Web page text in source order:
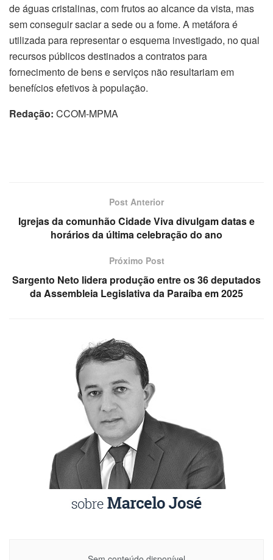
de águas cristalinas, com frutos ao alcance da vista, mas
sem conseguir saciar a sede ou a fome. A metáfora é
utilizada para representar o esquema investigado, no qual
recursos públicos destinados a contratos para
fornecimento de bens e serviços não resultariam em
benefícios efetivos à população.
Redação: CCOM-MPMA
Post Anterior
Igrejas da comunhão Cidade Viva divulgam datas e
horários da última celebração do ano
Próximo Post
Sargento Neto lidera produção entre os 36 deputados
da Assembleia Legislativa da Paraíba em 2025